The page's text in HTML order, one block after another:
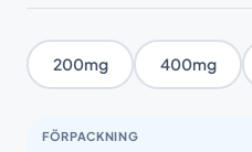
200mg 400mg
FÖRPACKNING